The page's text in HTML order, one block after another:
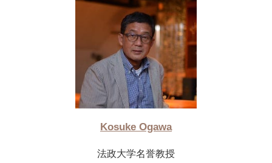
Kosuke Ogawa
法政大学名誉教授